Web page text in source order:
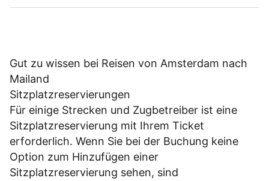
Gut zu wissen bei Reisen von Amsterdam nach
Mailand
Sitzplatzreservierungen
Für einige Strecken und Zugbetreiber ist eine
Sitzplatzreservierung mit Ihrem Ticket
erforderlich. Wenn Sie bei der Buchung keine
Option zum Hinzufügen einer
Sitzplatzreservierung sehen, sind